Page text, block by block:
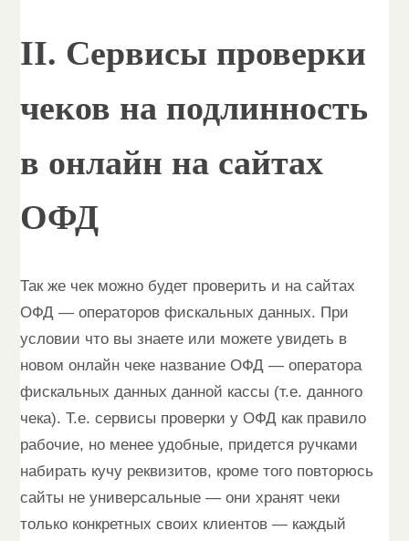
II. Сервисы проверки
чеков на подлинность
в онлайн на сайтах
ОФД
Так же чек можно будет проверить и на сайтах
ОФД — операторов фискальных данных. При
условии что вы знаете или можете увидеть в
новом онлайн чеке название ОФД — оператора
фискальных данных данной кассы (т.е. данного
чека). Т.е. сервисы проверки у ОФД как правило
рабочие, но менее удобные, придется ручками
набирать кучу реквизитов, кроме того повторюсь
сайты не универсальные — они хранят чеки
только конкретных своих клиентов — каждый